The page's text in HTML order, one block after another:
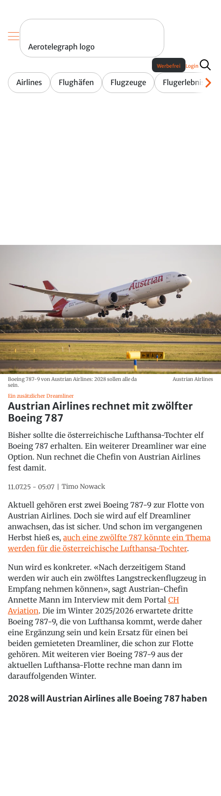
Aerotelegraph logo
Airlines Flughäfen Flugzeuge Flugerlebnis
Werbefrei Login
Boeing 787-9 von Austrian Airlines: 2028 sollen alle da
sein.
Austrian Airlines
Ein zusätzlicher Dreamliner
Austrian Airlines rechnet mit zwölfter
Boeing 787
Bisher sollte die österreichische Lufthansa-Tochter elf
Boeing 787 erhalten. Ein weiterer Dreamliner war eine
Option. Nun rechnet die Chefin von Austrian Airlines
fest damit.
11.07.25 - 05:07 Timo Nowack
Aktuell gehören erst zwei Boeing 787-9 zur Flotte von
Austrian Airlines. Doch sie wird auf elf Dreamliner
anwachsen, das ist sicher. Und schon im vergangenen
Herbst hieß es, auch eine zwölfte 787 könnte ein Thema
werden für die österreichische Lufthansa-Tochter.
Nun wird es konkreter. «Nach derzeitigem Stand
werden wir auch ein zwölftes Langstreckenflugzeug in
Empfang nehmen können», sagt Austrian-Chefin
Annette Mann im Interview mit dem Portal CH
Aviation. Die im Winter 2025/2026 erwartete dritte
Boeing 787-9, die von Lufthansa kommt, werde daher
eine Ergänzung sein und kein Ersatz für einen bei
beiden gemieteten Dreamliner, die schon zur Flotte
gehören. Mit weiteren vier Boeing 787-9 aus der
aktuellen Lufthansa-Flotte rechne man dann im
darauffolgenden Winter.
2028 will Austrian Airlines alle Boeing 787 haben